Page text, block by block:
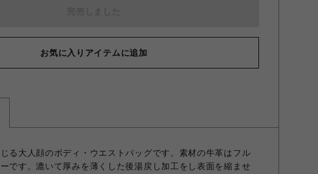
お気に入りアイテムに追加
る大人顔のボディ・ウエストバッグです。素材の牛革はフル
です。漉いて厚みを薄くした後湯戻し加工をし表面を縮ませ